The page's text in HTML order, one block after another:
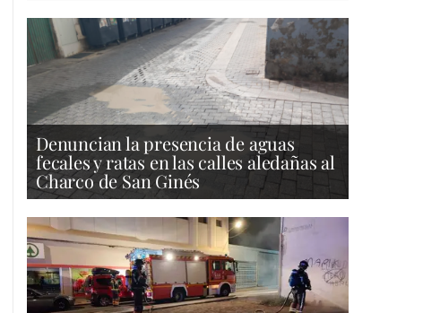
Denuncian la presencia de aguas
fecales y ratas en las calles aledañas al
Charco de San Ginés